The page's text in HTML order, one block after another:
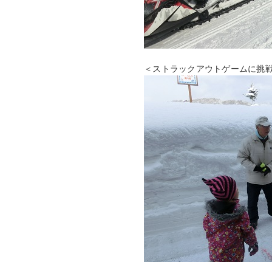
＜ストラックアウトゲームに挑